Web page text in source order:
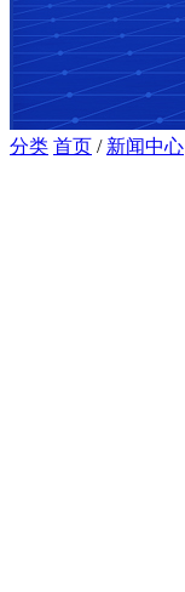
分类 首页 / 新闻中心